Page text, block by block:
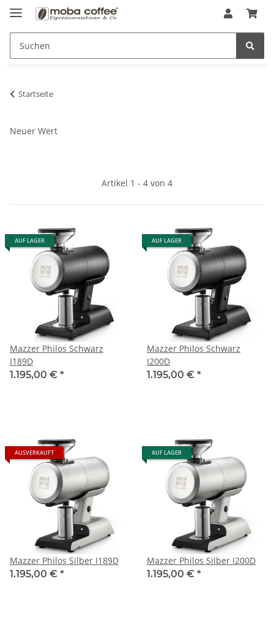
Startseite
Neuer Wert
Artikel 1 - 4 von 4
AUF LAGER
Mazzer Philos Schwarz
I189D
1.195,00 € *
AUF LAGER
Mazzer Philos Schwarz
I200D
1.195,00 € *
AUSVERKAUFT
Mazzer Philos Silber I189D
1.195,00 € *
AUF LAGER
Mazzer Philos Silber I200D
1.195,00 € *